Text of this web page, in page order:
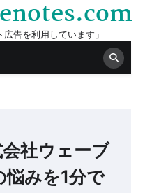
告を利用しています」
会社ウェーブ
悩みを1分で